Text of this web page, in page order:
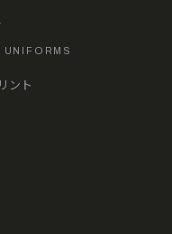
UNIFORMS
ント